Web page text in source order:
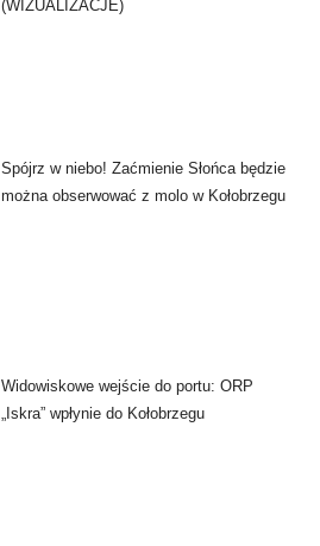
(WIZUALIZACJE)
Spójrz w niebo! Zaćmienie Słońca będzie
można obserwować z molo w Kołobrzegu
Widowiskowe wejście do portu: ORP
„Iskra” wpłynie do Kołobrzegu